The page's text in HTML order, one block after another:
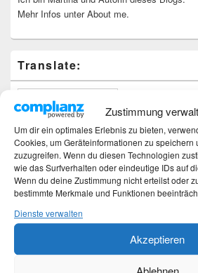
Zustimmung
Um dir ein optimales Erlebnis zu bieten,
Cookies, um Geräteinformationen zu speichern
zuzugreifen. Wenn du diesen Technologien
wie das Surfverhalten oder eindeutige IDs auf
Wenn du deine Zustimmung nicht erteilst oder
bestimmte Merkmale und Funktionen
Dienste verwalten
Akzeptieren
Mehr Infos unter About me.
Translate:
Neueste Beiträge
Hochzeitstage und ihre Bedeutung
Sturz – Nachtrag
Gibt es was Neues?